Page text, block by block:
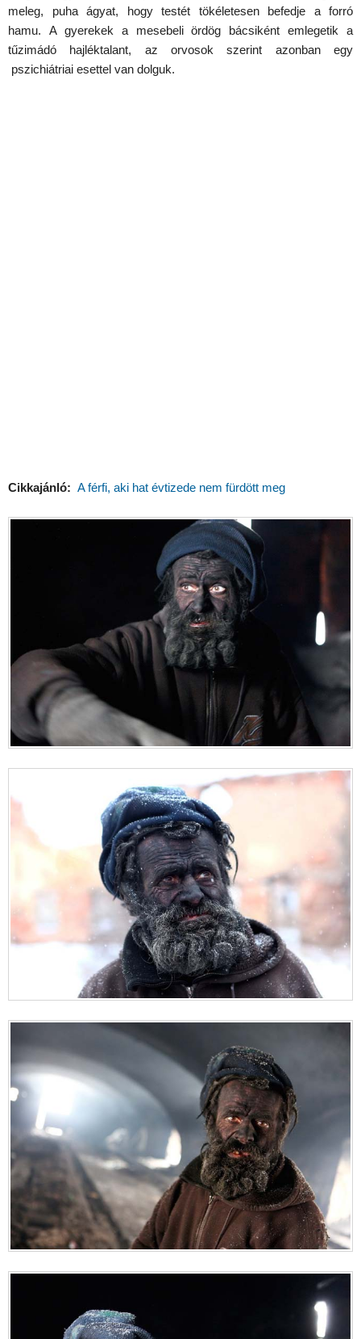
meleg, puha ágyat, hogy testét tökéletesen befedje a forró
hamu. A gyerekek a mesebeli ördög bácsiként emlegetik a
tűzimádó hajléktalant, az orvosok szerint azonban egy
pszichiátriai esettel van dolguk.
Cikkajánló: A férfi, aki hat évtizede nem fürdött meg